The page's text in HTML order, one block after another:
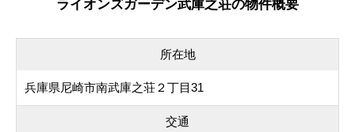
ライオンズガーデン武庫之荘の物件概要
所在地
兵庫県尼崎市南武庫之荘２丁目31
交通